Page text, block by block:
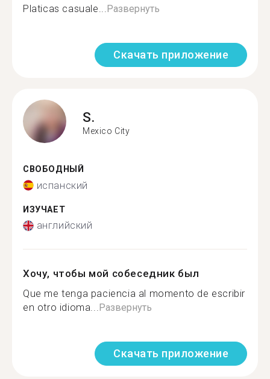
Platicas casuale...Развернуть
Скачать приложение
S.
Mexico City
СВОБОДНЫЙ
испанский
ИЗУЧАЕТ
английский
Хочу, чтобы мой собеседник был
Que me tenga paciencia al momento de escribir
en otro idioma...Развернуть
Скачать приложение